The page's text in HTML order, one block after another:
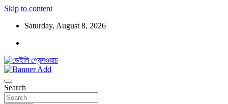
Skip to content
Saturday, August 8, 2026
ডেইলি প্রেসওয়াচ
Search